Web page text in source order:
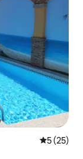
Vidējais
5 (25)